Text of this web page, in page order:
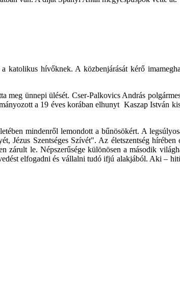
hívőknek. A közbenjárását kérő
meg ünnepi ülését. Cser-Palkovics András
a 19 éves korában elhunyt Kaszap István
mindenről lemondott a bűnösökért. A
Jézus Szentséges Szívét". Az életszentség
zárult le. Népszerűsége különösen a második
elfogadni és vállalni tudó ifjú alakjából. Aki –